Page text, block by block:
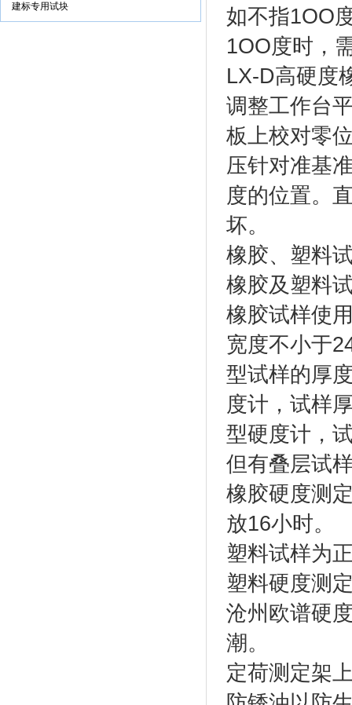
建标专用试块
如不指1OO
1OO度时，
LX-D高硬度
调整工作台
板上校对零
压针对准基
度的位置。
坏。
橡胶、塑料
橡胶及塑料
橡胶试样使
宽度不小于
型试样的厚
度计，试样
型硬度计，
但有叠层试
橡胶硬度测
放16小时。
塑料试样为
塑料硬度测
沧州欧谱硬
潮。
定荷测定架